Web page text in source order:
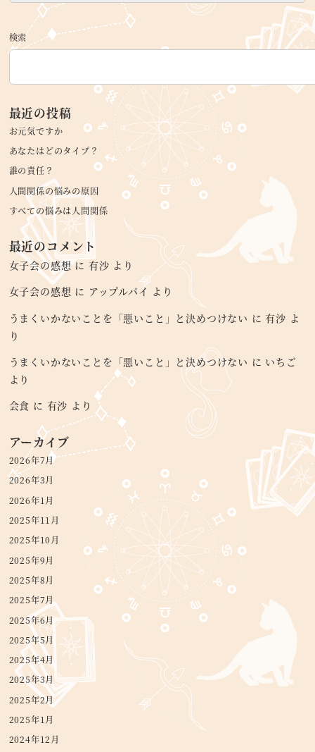
検索
最近の投稿
お元気ですか
あなたはどのタイプ？
誰の責任？
人間関係の悩みの原因
すべての悩みは人間関係
最近のコメント
女子会の感想に 有沙 より
女子会の感想 に アップルパイ より
うまくいかないことを「悪いこと」と決めつけない に有沙 よ
り
うまくいかないことを「悪いこと」と決めつけない に いちご
より
会食 に 有沙 より
アーカイブ
2026年7月
2026年3月
2026年1月
2025年11月
2025年10月
2025年9月
2025年8月
2025年7月
2025年6月
2025年5月
2025年4月
2025年3月
2025年2月
2025年1月
2024年12月